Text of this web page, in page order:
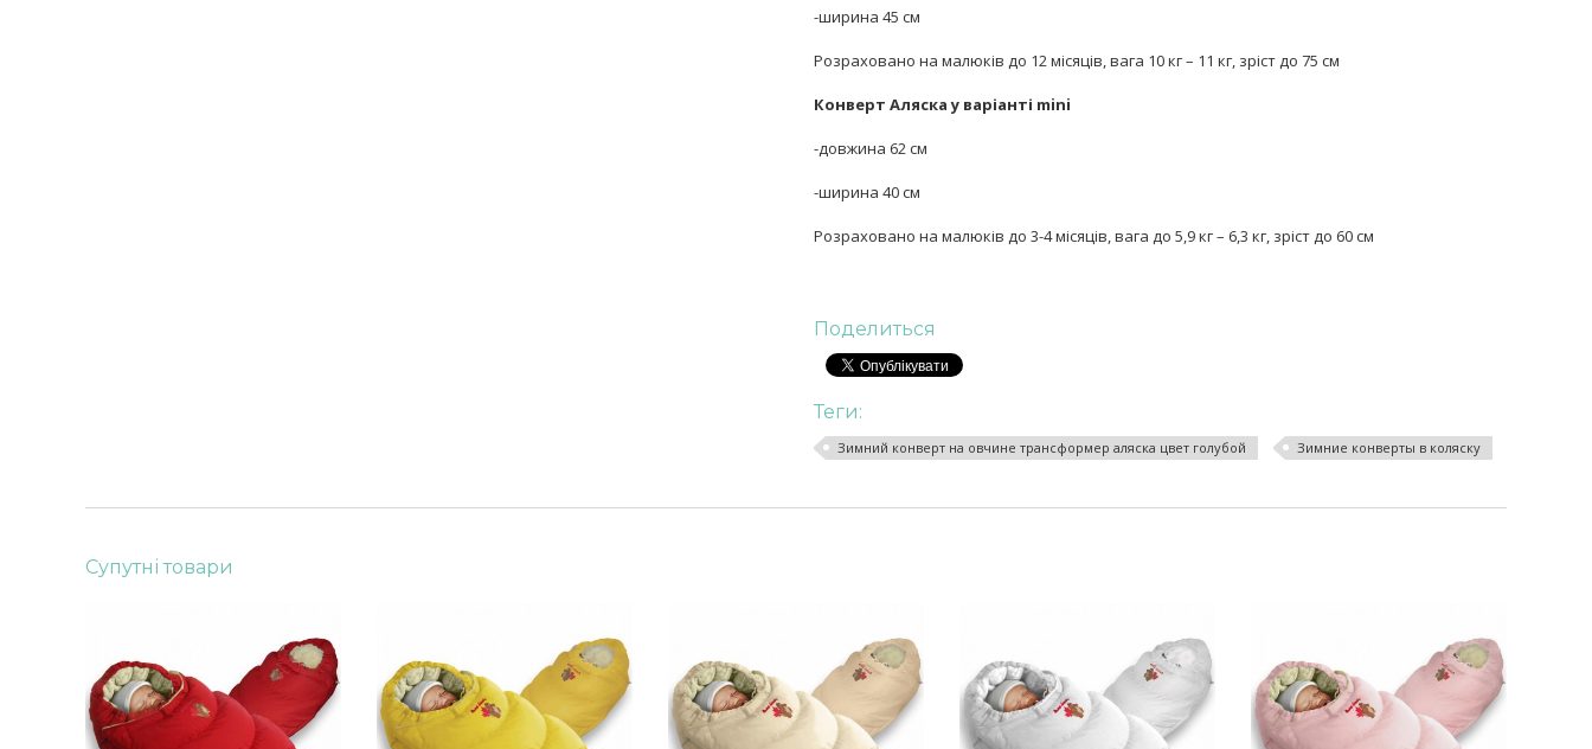
-ширина 45 см
Розраховано на малюків до 12 місяців, вага 10 кг – 11 кг, зріст до 75 см
Конверт Аляска у варіанті mini
-довжина 62 см
-ширина 40 см
Розраховано на малюків до 3-4 місяців, вага до 5,9 кг – 6,3 кг, зріст до 60 см
Поделиться
Теги:
Зимний конверт на овчине трансформер аляска цвет голубой Зимние конверты в коляску
Супутні товари